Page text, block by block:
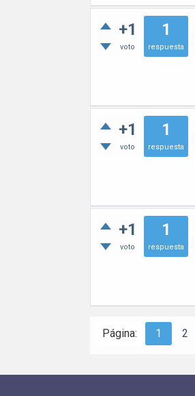
+1
voto
1
respuesta
+1
voto
1
respuesta
+1
voto
1
respuesta
Página: 1 2